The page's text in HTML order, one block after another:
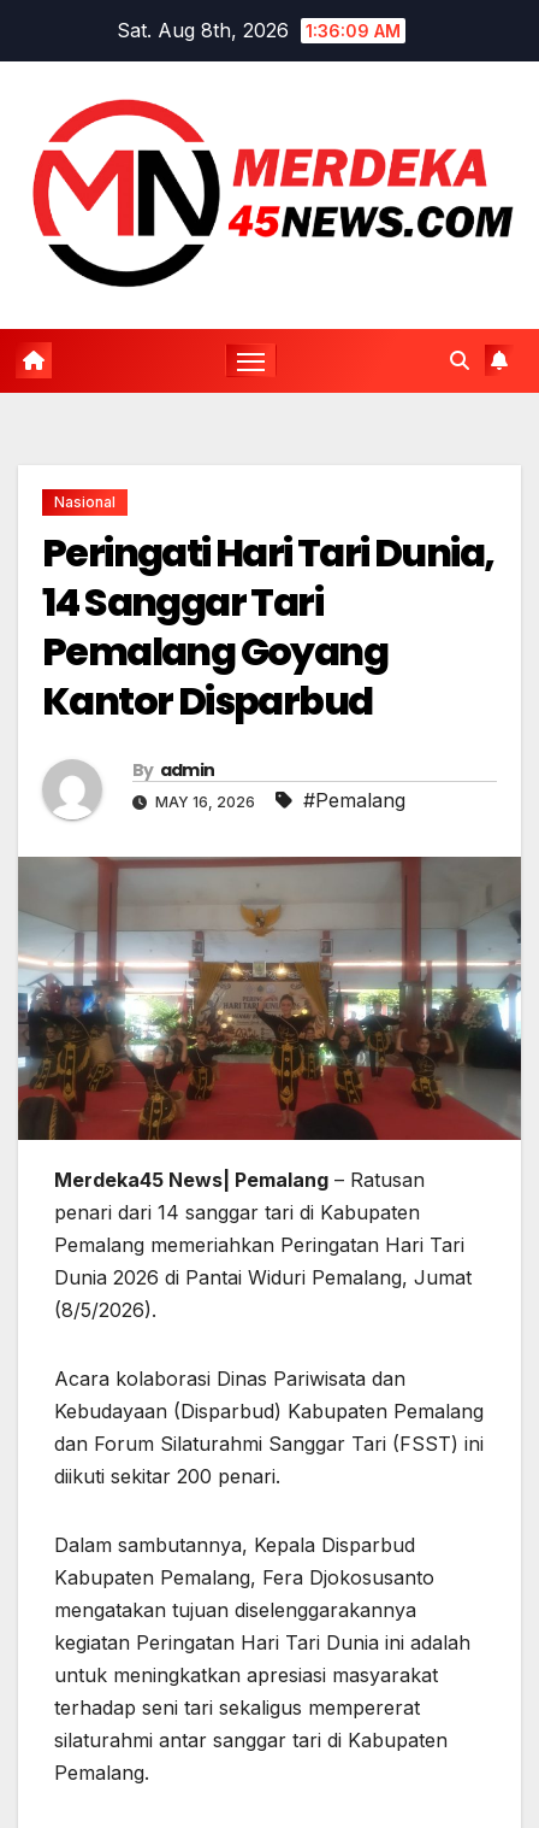
Sat. Aug 8th, 2026 1:36:09 AM
Nasional
Peringati Hari Tari Dunia,
14 Sanggar Tari
Pemalang Goyang
Kantor Disparbud
By admin
MAY 16, 2026 #Pemalang
Merdeka45 News| Pemalang – Ratusan
penari dari 14 sanggar tari di Kabupaten
Pemalang memeriahkan Peringatan Hari Tari
Dunia 2026 di Pantai Widuri Pemalang, Jumat
(8/5/2026).
Acara kolaborasi Dinas Pariwisata dan
Kebudayaan (Disparbud) Kabupaten Pemalang
dan Forum Silaturahmi Sanggar Tari (FSST) ini
diikuti sekitar 200 penari.
Dalam sambutannya, Kepala Disparbud
Kabupaten Pemalang, Fera Djokosusanto
mengatakan tujuan diselenggarakannya
kegiatan Peringatan Hari Tari Dunia ini adalah
untuk meningkatkan apresiasi masyarakat
terhadap seni tari sekaligus mempererat
silaturahmi antar sanggar tari di Kabupaten
Pemalang.